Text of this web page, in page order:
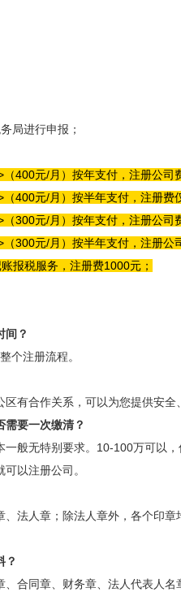
局进行申报；
400元/月）按年支付，注册公司
400元/月）按半年支付，注册费
300元/月）按年支付，注册公司
300元/月）按半年支付，注册公
报税服务，注册费1000元；
间？
个注册流程。
有合作关系，可以为您提供安全
需要一次缴清？
般无特别要求。10-100万可以
以注册公司。
法人章；除法人章外，各个印
？
合同章、财务章、法人代表人